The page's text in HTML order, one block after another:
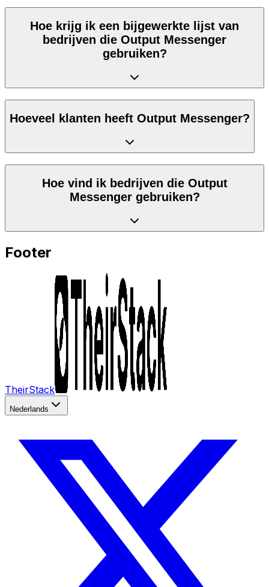
Hoe krijg ik een bijgewerkte lijst van
bedrijven die Output Messenger
gebruiken?
Hoeveel klanten heeft Output Messenger?
Hoe vind ik bedrijven die Output
Messenger gebruiken?
Footer
TheirStack
Nederlands